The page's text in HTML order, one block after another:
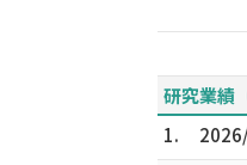
研究業績
1.